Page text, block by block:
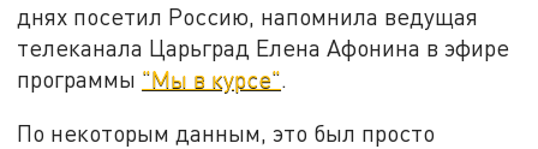
днях посетил Россию, напомнила ведущая
телеканала Царьград Елена Афонина в эфире
программы "Мы в курсе".
По некоторым данным, это был просто